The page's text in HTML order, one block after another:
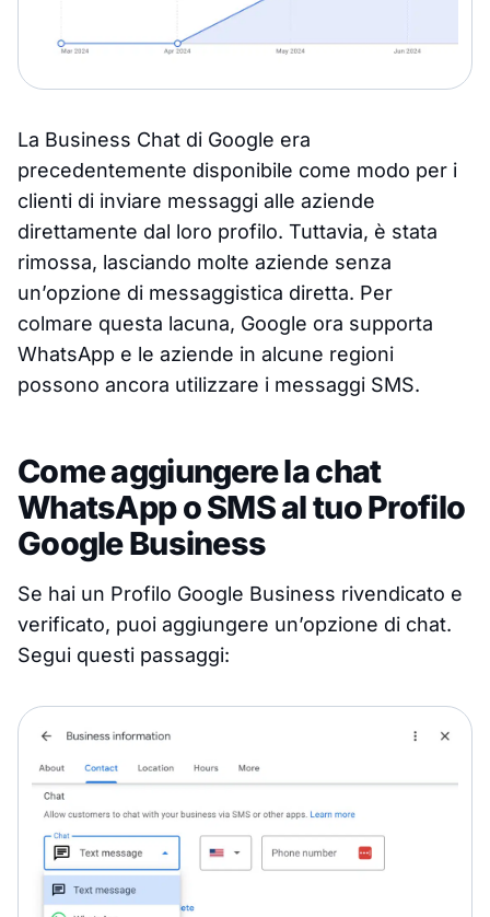
La Business Chat di Google era
precedentemente disponibile come modo per i
clienti di inviare messaggi alle aziende
direttamente dal loro profilo. Tuttavia, è stata
rimossa, lasciando molte aziende senza
un’opzione di messaggistica diretta. Per
colmare questa lacuna, Google ora supporta
WhatsApp e le aziende in alcune regioni
possono ancora utilizzare i messaggi SMS.
Come aggiungere la chat
WhatsApp o SMS al tuo Profilo
Google Business
Se hai un Profilo Google Business rivendicato e
verificato, puoi aggiungere un’opzione di chat.
Segui questi passaggi: